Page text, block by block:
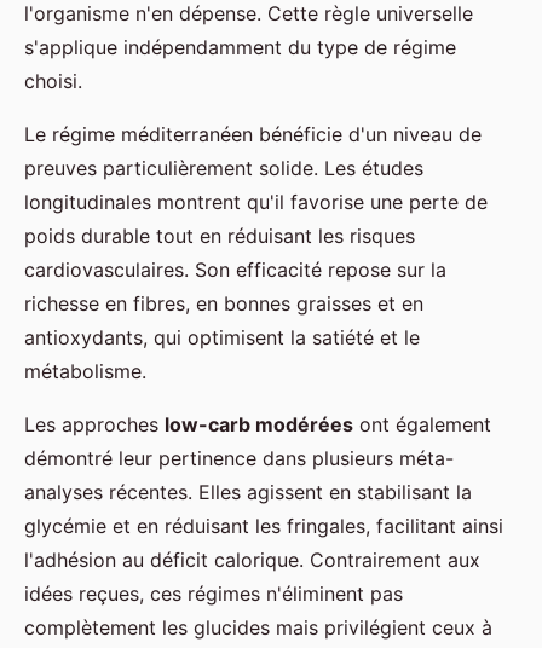
l'organisme n'en dépense. Cette règle universelle
s'applique indépendamment du type de régime
choisi.
Le régime méditerranéen bénéficie d'un niveau de
preuves particulièrement solide. Les études
longitudinales montrent qu'il favorise une perte de
poids durable tout en réduisant les risques
cardiovasculaires. Son efficacité repose sur la
richesse en fibres, en bonnes graisses et en
antioxydants, qui optimisent la satiété et le
métabolisme.
Les approches low-carb modérées ont également
démontré leur pertinence dans plusieurs méta-
analyses récentes. Elles agissent en stabilisant la
glycémie et en réduisant les fringales, facilitant ainsi
l'adhésion au déficit calorique. Contrairement aux
idées reçues, ces régimes n'éliminent pas
complètement les glucides mais privilégient ceux à